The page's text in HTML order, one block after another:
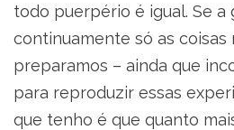
todo puerpério é igual. Se a
continuamente só as coisas
preparamos – ainda que
para reproduzir essas
que tenho é que quanto